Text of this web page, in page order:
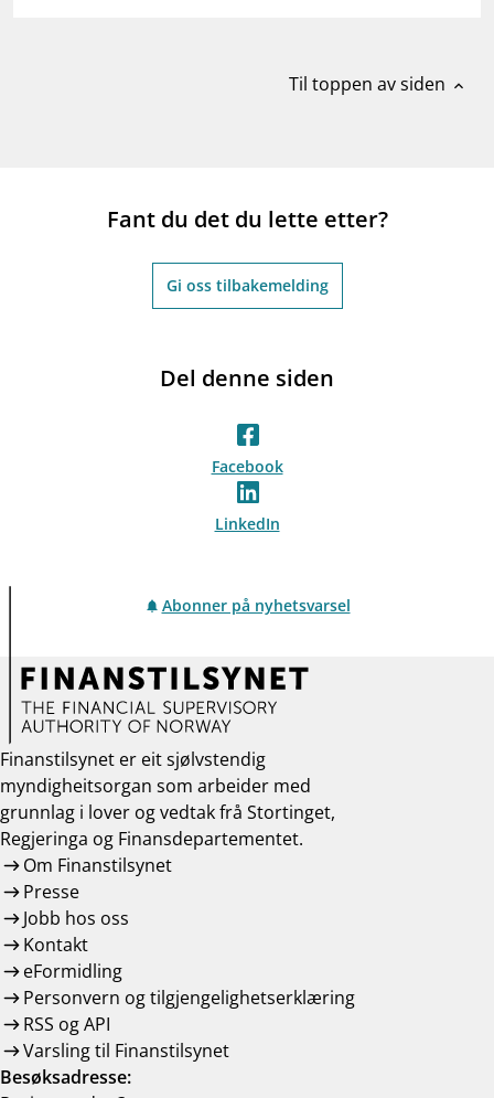
Til toppen av siden expand_less
Fant du det du lette etter?
Gi oss tilbakemelding
Del denne siden
Facebook
LinkedIn
Abonner på nyhetsvarsel
Finanstilsynet er eit sjølvstendig
myndigheitsorgan som arbeider med
grunnlag i lover og vedtak frå Stortinget,
Regjeringa og Finansdepartementet.
Om Finanstilsynet
Presse
Jobb hos oss
Kontakt
eFormidling
Personvern og tilgjengelighetserklæring
RSS og API
Varsling til Finanstilsynet
Besøksadresse: